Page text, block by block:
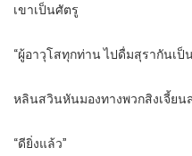
เขาเป็นศัตรู
“ผู้อาวุโสทุกท่าน ไปดื่มสุรากันเป็
หลินสวินหันมองทางพวกสิงเจี้ยน
“ดียิ่งแล้ว”